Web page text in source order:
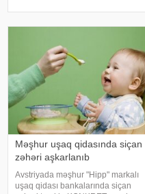
infeksiyanın qlobal təhlük
Məşhur uşaq qidasında siçan
zəhəri aşkarlanıb
Avstriyada məşhur "Hipp" markalı
uşaq qidası bankalarında siçan